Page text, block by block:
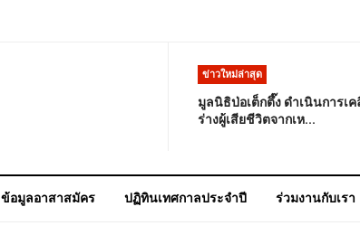
ข่าวใหม่ล่าสุด
มูลนิธิป่อเต็กตึ๊ง ดำเนินการเ
ร่างผู้เสียชีวิตจากเห...
ข้อมูลอาสาสมัคร ปฏิทินเทศกาลประจำปี ร่วมงานกับเรา